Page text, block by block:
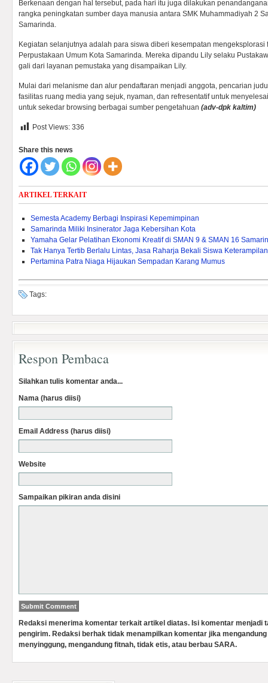
Berkenaan dengan hal tersebut, pada hari itu juga dilakukan
rangka peningkatan sumber daya manusia antara SMK Muhammadiyah 2
Samarinda.
Kegiatan selanjutnya adalah para siswa diberi kesempatan mengeksplorasi
Perpustakaan Umum Kota Samarinda. Mereka dipandu Lily selaku
gali dari layanan pemustaka yang disampaikan Lily.
Mulai dari melanisme dan alur pendaftaran menjadi anggota, pencarian
fasilitas ruang media yang sejuk, nyaman, dan refresentatif untuk
untuk sekedar browsing berbagai sumber pengetahuan (adv-dpk kaltim)
Post Views: 336
Share this news
ARTIKEL TERKAIT
Semesta Academy Berbagi Inspirasi Kepemimpinan
Samarinda Miliki Insinerator Jaga Kebersihan Kota
Yamaha Gelar Pelatihan Ekonomi Kreatif di SMAN 9 & SMAN 16
Tak Hanya Tertib Berlalu Lintas, Jasa Raharja Bekali Siswa
Pertamina Patra Niaga Hijaukan Sempadan Karang Mumus
Tags:
Respon Pembaca
Silahkan tulis komentar anda...
Nama (harus diisi)
Email Address (harus diisi)
Website
Sampaikan pikiran anda disini
Redaksi menerima komentar terkait artikel diatas. Isi komentar menjadi
pengirim. Redaksi berhak tidak menampilkan komentar jika
menyinggung, mengandung fitnah, tidak etis, atau berbau SARA.